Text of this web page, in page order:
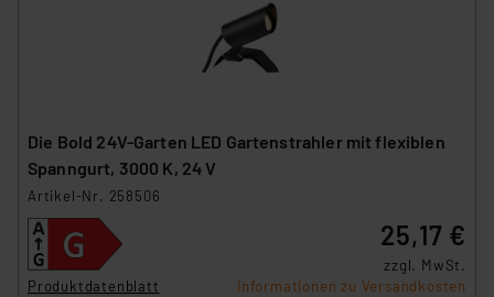
Die Bold 24V-Garten LED Gartenstrahler mit flexiblen
Spanngurt, 3000 K, 24 V
Artikel-Nr. 258506
Produktdatenblatt
25,17 €
zzgl. MwSt.
Informationen zu Versandkosten